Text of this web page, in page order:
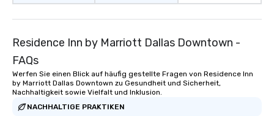
Residence Inn by Marriott Dallas Downtown -
FAQs
Werfen Sie einen Blick auf häufig gestellte Fragen von Residence Inn
by Marriott Dallas Downtown zu Gesundheit und Sicherheit,
Nachhaltigkeit sowie Vielfalt und Inklusion.
NACHHALTIGE PRAKTIKEN